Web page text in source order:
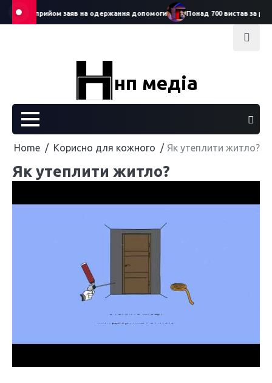
Skip
прийом заяв на одержання допомоги Понад 700 вистав за рік:
нп медіа
Home Корисно для кожного Як утеплити житло?
Як утеплити житло?